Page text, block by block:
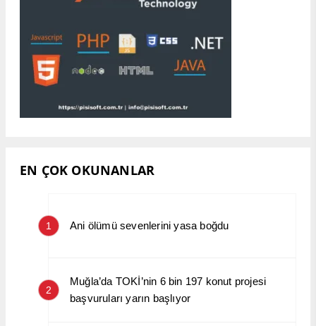
EN ÇOK OKUNANLAR
1 Ani ölümü sevenlerini yasa boğdu
2
Muğla’da TOKİ’nin 6 bin 197 konut projesi
başvuruları yarın başlıyor